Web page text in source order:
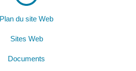
Plan du site Web
Sites Web
Documents